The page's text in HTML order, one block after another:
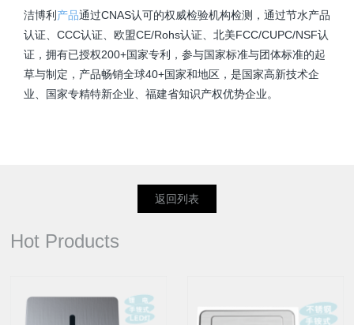
洁博利 产品通过CNAS认可的权威检验机构检测，通过节水产品
认证、CCC认证、欧盟CE/Rohs认证、北美FCC/CUPC/NSF认
证，拥有已授权200+国家专利，参与国家标准与团体标准的起
草与制定，产品畅销全球40+国家和地区，是国家高新技术企
业、国家专精特新企业、福建省知识产权优势企业。
返回列表
Hot Products